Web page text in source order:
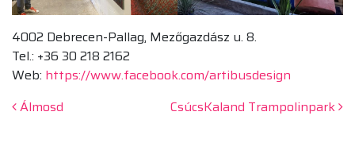
4002 Debrecen-Pallag, Mezőgazdász u. 8.
Tel.: +36 30 218 2162
Web: https://www.facebook.com/artibusdesign
Beitrags-Navigation
Álmosd CsúcsKaland Trampolinpark